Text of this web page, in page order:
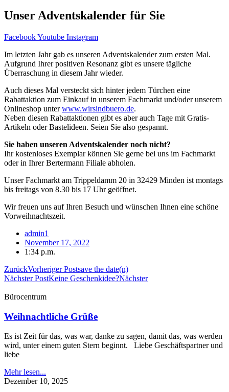
Unser Adventskalender für Sie
FacebookYoutube Instagram
Im letzten Jahr gab es unseren Adventskalender zum ersten Mal.
Aufgrund Ihrer positiven Resonanz gibt es unsere tägliche
Überraschung in diesem Jahr wieder.
Auch dieses Mal versteckt sich hinter jedem Türchen eine
Rabattaktion zum Einkauf in unserem Fachmarkt und/oder unserem
Onlineshop unterwww.wirsindbuero.de.
Neben diesen Rabattaktionen gibt es aber auch Tage mit Gratis-
Artikeln oder Bastelideen. Seien Sie also gespannt.
Sie haben unseren Adventskalender noch nicht?
Ihr kostenloses Exemplar können Sie gerne bei uns im Fachmarkt
oder in Ihrer Bertermann Filiale abholen.
Unser Fachmarkt am Trippeldamm 20 in 32429 Minden ist montags
bis freitags von 8.30 bis 17 Uhr geöffnet.
Wir freuen uns auf Ihren Besuch und wünschen Ihnen eine schöne
Vorweihnachtszeit.
admin1
November 17, 2022
1:34 p.m.
ZurückVorheriger Postsave the date(n)
Nächster PostKeine Geschenkidee?Nächster
Bürocentrum
Weihnachtliche Grüße
Es ist Zeit für das, was war, danke zu sagen, damit das, was werden
wird, unter einem guten Stern beginnt. Liebe Geschäftspartner und
liebe
Mehr lesen...
Dezember 10, 2025